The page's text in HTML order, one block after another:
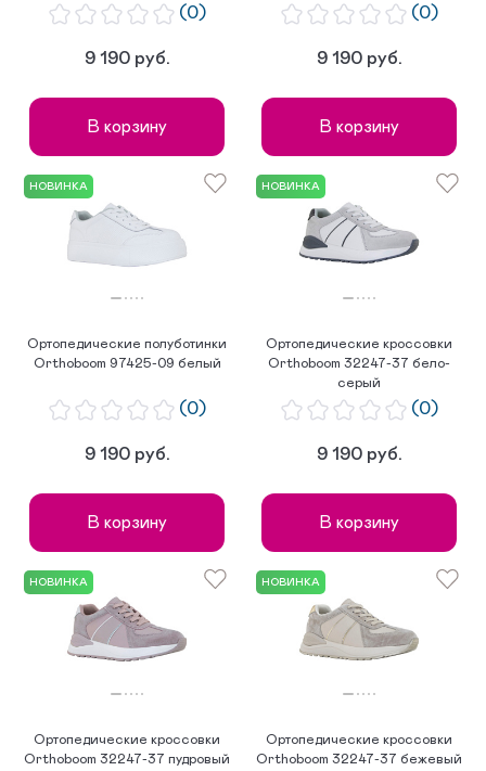
(0)
9 190 руб.
В корзину
(0)
9 190 руб.
В корзину
НОВИНКА
Ортопедические полуботинки
Orthoboom 97425-09 белый
(0)
9 190 руб.
В корзину
НОВИНКА
Ортопедические кроссовки
Orthoboom 32247-37 бело-
серый
(0)
9 190 руб.
В корзину
НОВИНКА
Ортопедические кроссовки
Orthoboom 32247-37 пудровый
НОВИНКА
Ортопедические кроссовки
Orthoboom 32247-37 бежевый